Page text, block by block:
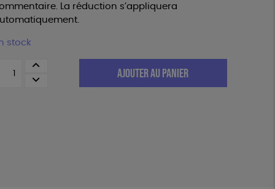
La réduction s’appliquera
stock
AJOUTER AU PANIER